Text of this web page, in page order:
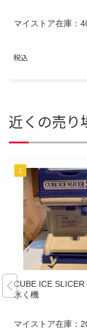
マイストア在庫：
税込
近くの売り
CUBE ICE SLICER
氷く機
マイストア在庫：